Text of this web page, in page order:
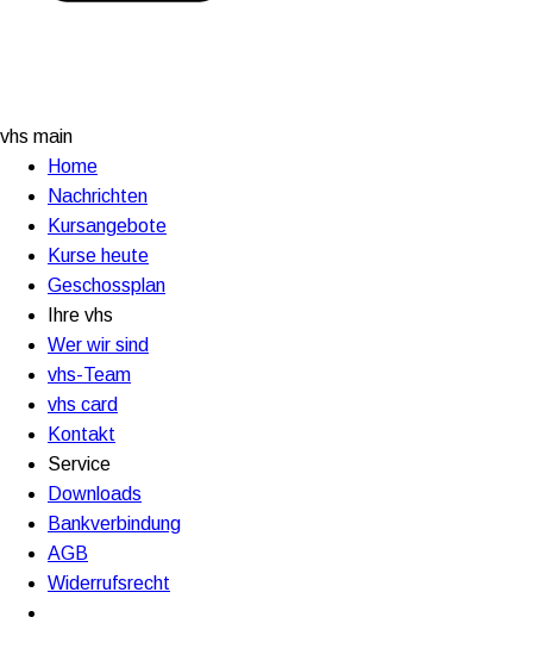
vhs main
Home
Nachrichten
Kursangebote
Kurse heute
Geschossplan
Ihre vhs
Wer wir sind
vhs-Team
vhs card
Kontakt
Service
Downloads
Bankverbindung
AGB
Widerrufsrecht